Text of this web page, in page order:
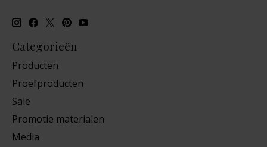
Categorieën
Producten
Proefproducten
Sale
Promotie materialen
Media